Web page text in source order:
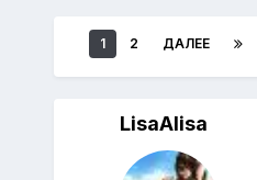
1 2 ДАЛЕЕ
LisaAlisa